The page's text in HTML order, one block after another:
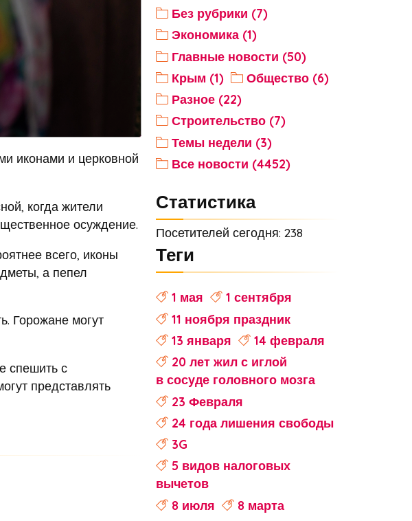
иконами и церковной
когда жители
осуждение.
всего, иконы
а пепел
Горожане могут
спешить с
представлять
Без рубрики (7)
Экономика (1)
Главные новости (50)
Крым (1)
Общество (6)
Разное (22)
Строительство (7)
Темы недели (3)
Все новости (4452)
Статистика
Посетителей сегодня: 238
Теги
1 мая
1 сентября
11 ноября праздник
13 января
14 февраля
20 лет жил с иглой
в сосуде головного мозга
23 Февраля
24 года лишения свободы
3G
5 видов налоговых
вычетов
8 июля
8 марта